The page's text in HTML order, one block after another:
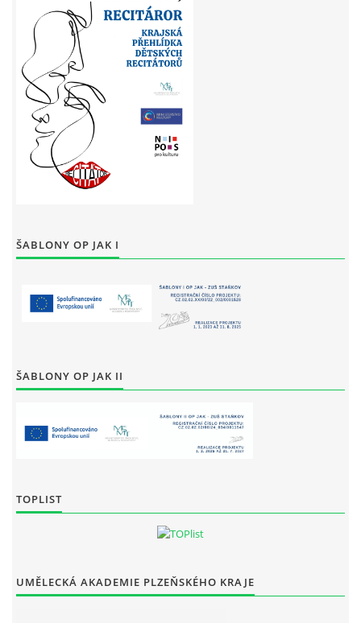
ŠABLONY OP JAK I
ŠABLONY OP JAK II
TOPLIST
UMĚLECKÁ AKADEMIE PLZEŇSKÉHO KRAJE